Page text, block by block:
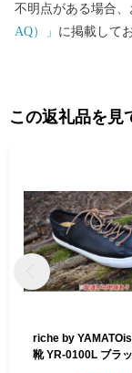
不明点がある場合
AQ）」 に掲載して
この返礼品を見
riche by
靴 YR-0100L ブラ